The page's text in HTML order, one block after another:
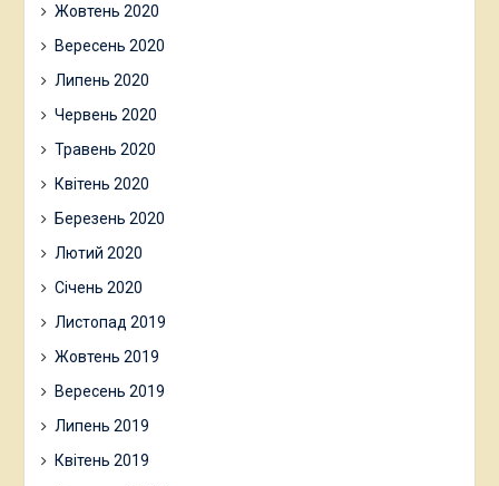
Жовтень 2020
Вересень 2020
Липень 2020
Червень 2020
Травень 2020
Квітень 2020
Березень 2020
Лютий 2020
Січень 2020
Листопад 2019
Жовтень 2019
Вересень 2019
Липень 2019
Квітень 2019